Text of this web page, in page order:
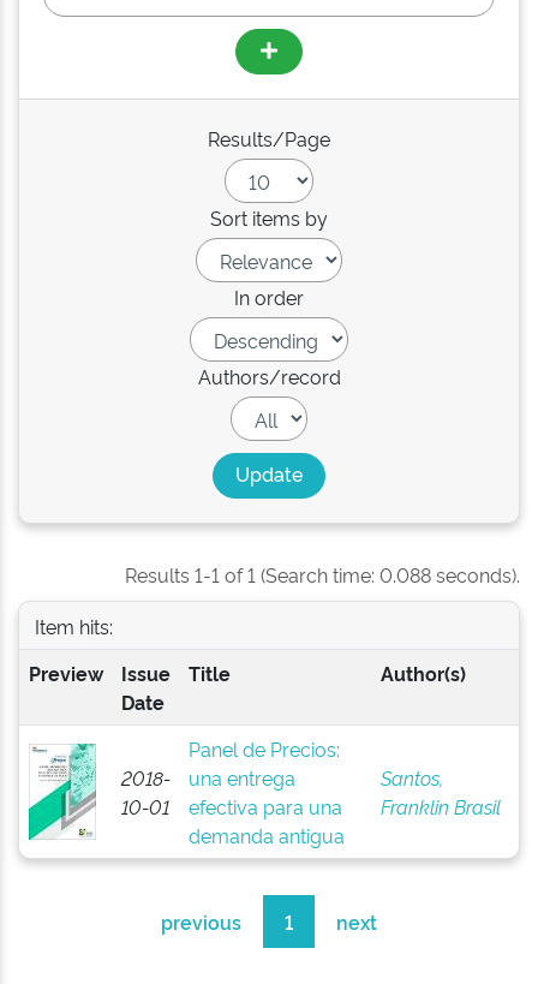
Results/Page
Sort items by
In order
Authors/record
Results 1-1 of 1 (Search time: 0.088 seconds).
Item hits:
Preview
Issue
Date
Title Author(s)
2018-
10-01
Panel de Precios:
una entrega
efectiva para una
demanda antigua
Santos,
Franklin Brasil
previous 1 next